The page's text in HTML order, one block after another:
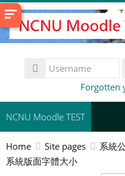
Skip
to
main
Username
Forgotten
NCNU Moodle TEST
常用連結
Home Site pages 系統
系統版面字體大小